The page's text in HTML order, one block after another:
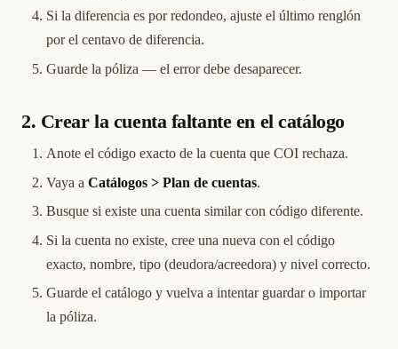
Si la diferencia es por redondeo, ajuste el último renglón
por el centavo de diferencia.
Guarde la póliza — el error debe desaparecer.
2. Crear la cuenta faltante en el catálogo
Anote el código exacto de la cuenta que COI rechaza.
Vaya a Catálogos > Plan de cuentas.
Busque si existe una cuenta similar con código diferente.
Si la cuenta no existe, cree una nueva con el código
exacto, nombre, tipo (deudora/acreedora) y nivel correcto.
Guarde el catálogo y vuelva a intentar guardar o importar
la póliza.